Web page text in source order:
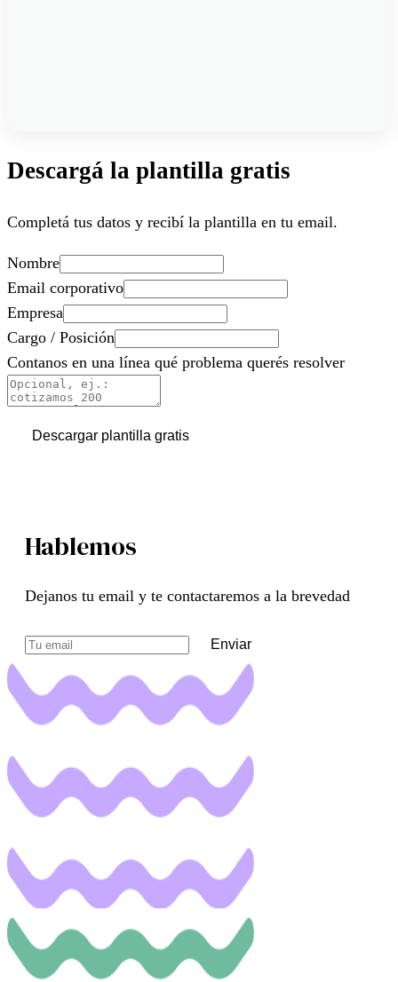
Descargá la plantilla gratis
Completá tus datos y recibí la plantilla en tu email.
Nombre
Email corporativo
Empresa
Cargo / Posición
Contanos en una línea qué problema querés resolver
Descargar plantilla gratis
Hablemos
Dejanos tu email y te contactaremos a la brevedad
Enviar